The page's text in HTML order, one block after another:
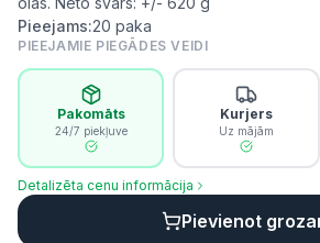
Pieejams:20 paka
PIEEJAMIE PIEGĀDES VEIDI
Pakomāts
24/7 piekļuve
Kurjers
Uz mājām
Detalizēta cenu informācija
Pievienot